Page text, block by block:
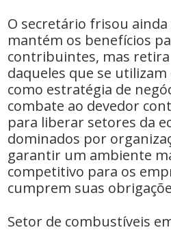
O secretário frisou
mantém os benefícios
contribuintes, mas
daqueles que se
como estratégia de
combate ao devedor
para liberar setores da
dominados por
garantir um ambiente
competitivo para os
cumprem suas
Setor de combustíveis